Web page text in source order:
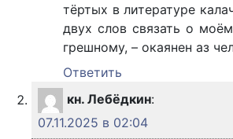
тёртых в литературе
двух слов связать о
грешному, – окаянен аз
Ответить
кн. Лебёдкин:
07.11.2025 в 02:04